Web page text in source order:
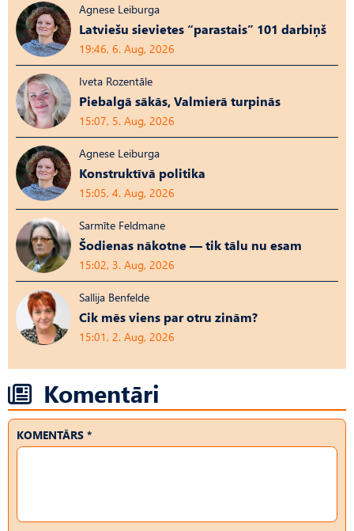
Agnese Leiburga
Latviešu sievietes “parastais” 101 darbiņš
19:46, 6. Aug, 2026
Iveta Rozentāle
Piebalgā sākās, Valmierā turpinās
15:07, 5. Aug, 2026
Agnese Leiburga
Konstruktīvā politika
15:05, 4. Aug, 2026
Sarmīte Feldmane
Šodienas nākotne — tik tālu nu esam
15:02, 3. Aug, 2026
Sallija Benfelde
Cik mēs viens par otru zinām?
15:01, 2. Aug, 2026
Komentāri
KOMENTĀRS *